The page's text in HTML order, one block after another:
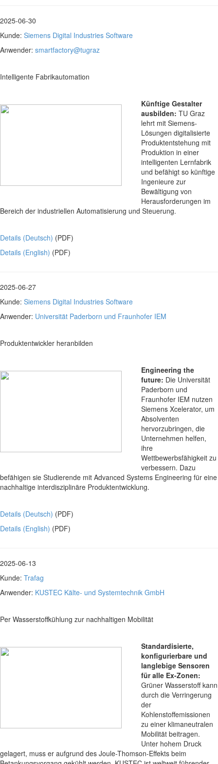
2025-06-30
Kunde: Siemens Digital Industries Software
Anwender: smartfactory@tugraz
Intelligente Fabrikautomation
Künftige Gestalter
ausbilden: TU Graz
lehrt mit Siemens-
Lösungen digitalisierte
Produktentstehung mit
Produktion in einer
intelligenten Lernfabrik
und befähigt so künftige
Ingenieure zur
Bewältigung von
Herausforderungen im
Bereich der industriellen Automatisierung und Steuerung.
Details (Deutsch) (PDF)
Details (English) (PDF)
2025-06-27
Kunde: Siemens Digital Industries Software
Anwender: Universität Paderborn und Fraunhofer IEM
Produktentwickler heranbilden
Engineering the
future: Die Universität
Paderborn und
Fraunhofer IEM nutzen
Siemens Xcelerator, um
Absolventen
hervorzubringen, die
Unternehmen helfen,
ihre
Wettbewerbsfähigkeit zu
verbessern. Dazu
befähigen sie Studierende mit Advanced Systems Engineering für eine
nachhaltige interdisziplinäre Produktentwicklung.
Details (Deutsch) (PDF)
Details (English) (PDF)
2025-06-13
Kunde: Trafag
Anwender: KUSTEC Kälte- und Systemtechnik GmbH
Per Wasserstoffkühlung zur nachhaltigen Mobilität
Standardisierte,
konfigurierbare und
langlebige Sensoren
für alle Ex-Zonen:
Grüner Wasserstoff kann
durch die Verringerung
der
Kohlenstoffemissionen
zu einer klimaneutralen
Mobilität beitragen.
Unter hohem Druck
gelagert, muss er aufgrund des Joule-Thomson-Effekts beim